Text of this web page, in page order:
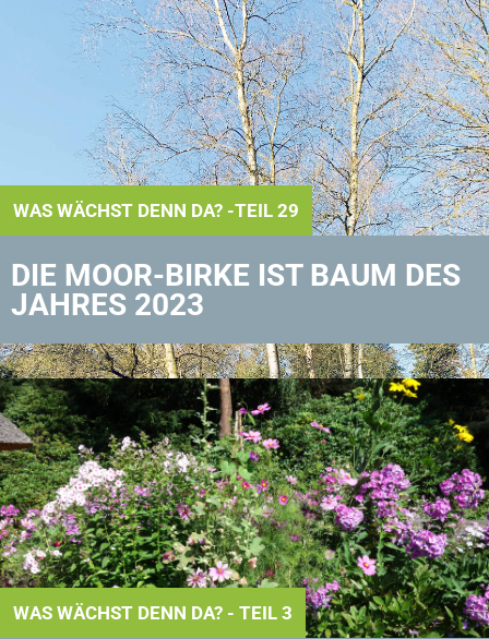
WAS WÄCHST DENN DA? -TEIL 29
DIE MOOR-BIRKE IST BAUM DES
JAHRES 2023
WAS WÄCHST DENN DA? - TEIL 3